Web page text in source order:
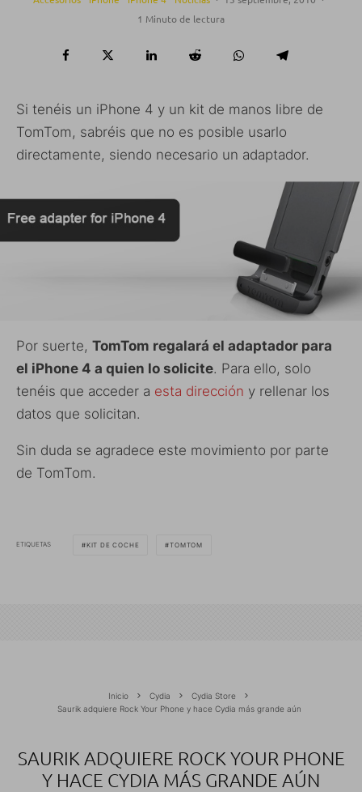
1 Minuto de lectura
Si tenéis un iPhone 4 y un kit de manos libre de
TomTom, sabréis que no es posible usarlo
directamente, siendo necesario un adaptador.
Por suerte, TomTom regalará el adaptador para
el iPhone 4 a quien lo solicite. Para ello, solo
tenéis que acceder a esta dirección y rellenar los
datos que solicitan.
Sin duda se agradece este movimiento por parte
de TomTom.
ETIQUETAS KIT DE COCHE TOMTOM
Inicio Cydia
Cydia Store
Saurik adquiere Rock Your Phone y hace Cydia más grande aún
SAURIK ADQUIERE ROCK YOUR PHONE
Y HACE CYDIA MÁS GRANDE AÚN